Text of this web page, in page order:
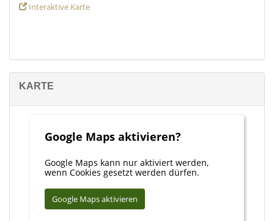
Interaktive Karte
KARTE
Google Maps aktivieren?
Google Maps kann nur aktiviert werden,
wenn Cookies gesetzt werden dürfen.
Google Maps aktivieren